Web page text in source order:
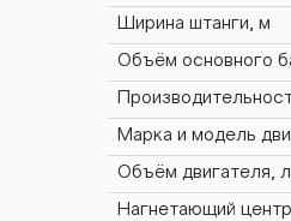
Ширина штанги, м
Объём основного
Марка и модель
Объём двигателя, л
Нагнетающий